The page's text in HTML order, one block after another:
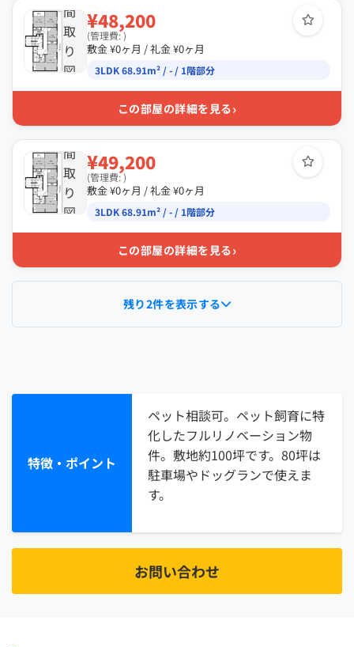
特徴・ポイント
ペット相談可。ペット飼育に特
化したフルリノベーション物
件。敷地約100坪です。80坪は
駐車場やドッグランで使えま
す。
お問い合わせ
間
取
り
図
¥48,200
(管理費: )
敷金 ¥0ヶ月 / 礼金 ¥0ヶ月
3LDK 68.91m² / - / 1階部分
この部屋の詳細を見る›
間
取
り
図
¥49,200
(管理費: )
敷金 ¥0ヶ月 / 礼金 ¥0ヶ月
3LDK 68.91m² / - / 1階部分
この部屋の詳細を見る›
残り2件を表示する